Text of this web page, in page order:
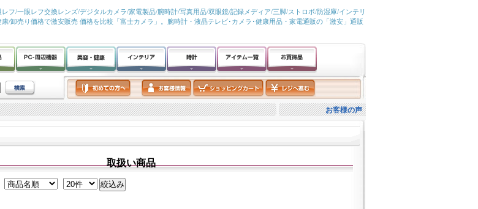
フ/一眼レフ交換レンズ/デジタルカメラ/家電製品/腕時計/写真用品/双眼鏡/記録メディア/三脚/ストロボ/防湿庫/インテリ
康/卸売り価格で激安販売 価格を比較「富士カメラ」。腕時計・液晶テレビ･カメラ･健康用品・家電通販の「激安」通販
お客様の声
取扱い商品